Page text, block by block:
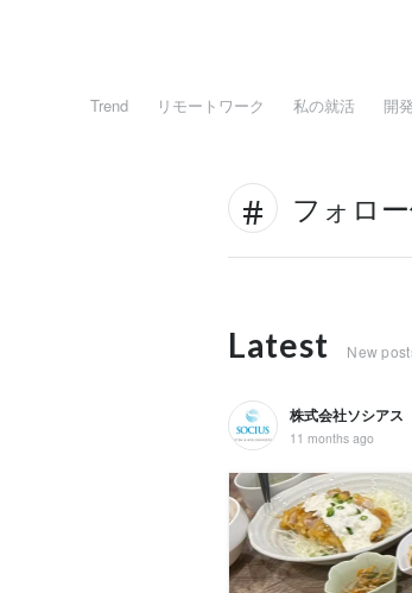
Trend リモートワーク 私の就活 開
フォロ
Latest New
株式会社ソシアス
11 months ago